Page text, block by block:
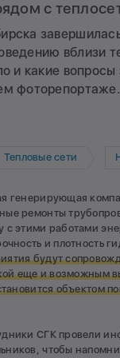
с
вблизи
и какие
фоторепортаже.
Тепловые сети
генерирующая
ремонты
с этими работами
и плотность
будут
еще и возможным
объектом
СГК провели
чтобы